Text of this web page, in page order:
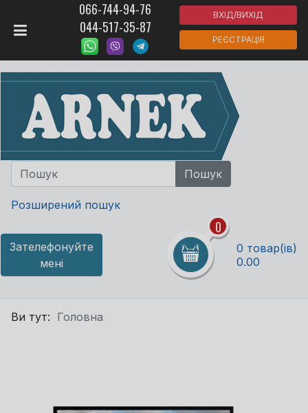
066-744-94-76
044-517-35-87
ВХІД/ВИХІД
РЕЄСТРАЦІЯ
Розширений пошук
Зателефонуйте
мені
0
0 товар(ів)
0.00
Ви тут: Головна